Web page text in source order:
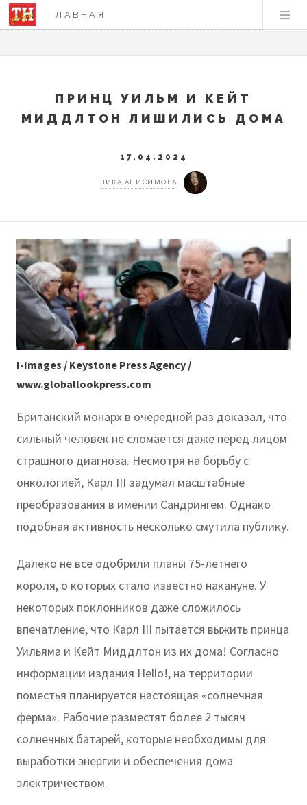
ГЛАВНАЯ
ПРИНЦ УИЛЬМ И КЕЙТ
МИДДЛТОН ЛИШИЛИСЬ ДОМА
17.04.2024
ВИКА АНИСИМОВА
I-Images / Keystone Press Agency /
www.globallookpress.com
Британский монарх в очередной раз доказал, что
сильный человек не сломается даже перед лицом
страшного диагноза. Несмотря на борьбу с
онкологией, Карл III задумал масштабные
преобразования в имении Сандрингем. Однако
подобная активность несколько смутила публику.
Далеко не все одобрили планы 75-летнего
короля, о которых стало известно накануне. У
некоторых поклонников даже сложилось
впечатление, что Карл III пытается выжить принца
Уильяма и Кейт Миддлтон из их дома! Согласно
информации издания Hello!, на территории
поместья планируется настоящая «солнечная
ферма». Рабочие разместят более 2 тысяч
солнечных батарей, которые необходимы для
выработки энергии и обеспечения дома
электричеством.